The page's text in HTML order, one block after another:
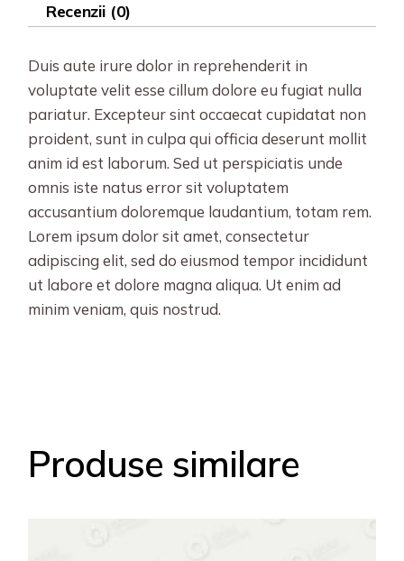
Recenzii (0)
Duis aute irure dolor in reprehenderit in
voluptate velit esse cillum dolore eu fugiat nulla
pariatur. Excepteur sint occaecat cupidatat non
proident, sunt in culpa qui officia deserunt mollit
anim id est laborum. Sed ut perspiciatis unde
omnis iste natus error sit voluptatem
accusantium doloremque laudantium, totam rem.
Lorem ipsum dolor sit amet, consectetur
adipiscing elit, sed do eiusmod tempor incididunt
ut labore et dolore magna aliqua. Ut enim ad
minim veniam, quis nostrud.
Produse similare